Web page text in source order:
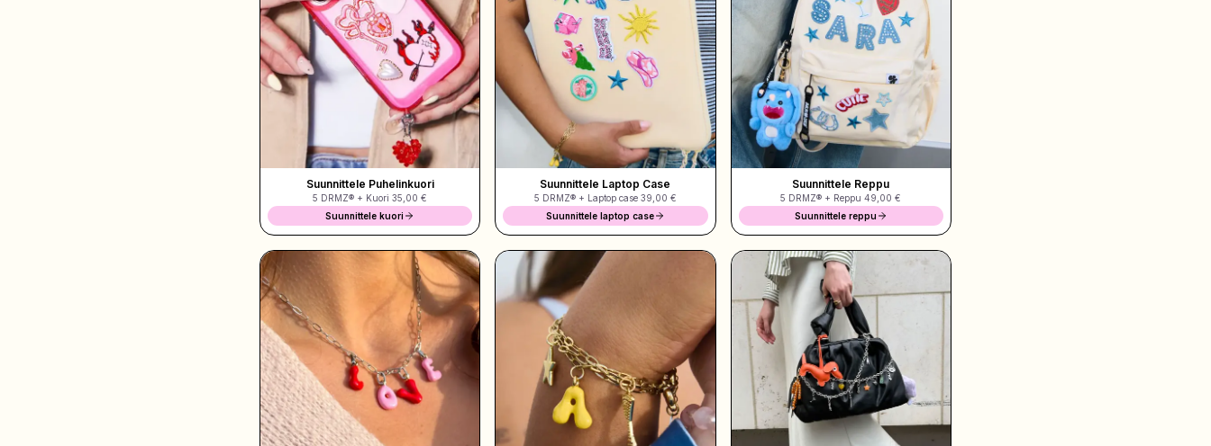
Tonneittain riipuksia. Löydä suosikkisi.
Omat tilaukset
Suunnittele Puhelinkuori
5 DRMZ® + Kuori 35,00 €
Suunnittele kuori
Suunnittele Laptop Case
5 DRMZ® + Laptop case 39,00 €
Suunnittele laptop case
Suunnittele Reppu
5 DRMZ® + Reppu 49,00 €
Suunnittele reppu